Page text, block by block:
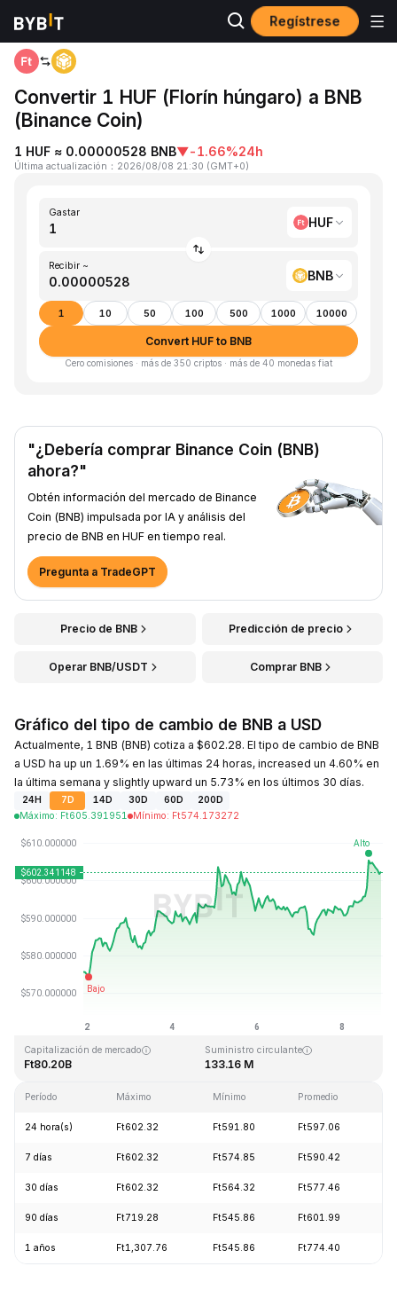
Regístrese
Inicio HUF to BNB
Convertir 1 HUF (Florín húngaro) a BNB
(Binance Coin)
1 HUF ≈ 0.00000528 BNB▼-1.66%24h
Última actualización ： 2026/08/08 21:30 (GMT+0)
Gastar
HUF
Recibir ~
BNB
1 10 50 100 500 1000 10000
Convert HUF to BNB
Cero comisiones · más de 350 criptos · más de 40 monedas fiat
"¿Debería comprar Binance Coin (BNB)
ahora?"
Obtén información del mercado de Binance
Coin (BNB) impulsada por IA y análisis del
precio de BNB en HUF en tiempo real.
Pregunta a TradeGPT
Precio de BNB Predicción de precio
Operar BNB/USDT Comprar BNB
Gráfico del tipo de cambio de BNB a USD
Actualmente, 1 BNB (BNB) cotiza a $602.28. El tipo de cambio de BNB
a USD ha up un 1.69% en las últimas 24 horas, increased un 4.60% en
la última semana y slightly upward un 5.73% en los últimos 30 días.
24H 7D 14D 30D 60D
200D
Máximo: Ft605.391951 Mínimo: Ft574.173272
Última actualización: 2026-08-08, 21:30 GMT+0
Ft0.039818
Capitalización de mercado
Ft80.20B
Suministro circulante
133.16 M
Período Máximo Mínimo Promedio
24 hora(s) Ft602.32 Ft591.80 Ft597.06
7 días Ft602.32 Ft574.85 Ft590.42
30 días Ft602.32 Ft564.32 Ft577.46
90 días Ft719.28 Ft545.86 Ft601.99
1 años Ft1,307.76 Ft545.86 Ft774.40